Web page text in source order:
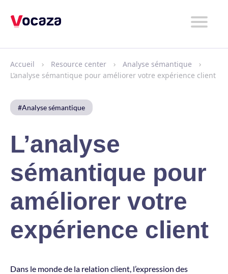
Entreprise
Ressources
Prendre RDV
📞 +33 (0)4 38 02 22 00
Accueil Resource center
Analyse sémantique
L’analyse sémantique pour améliorer votre expérience client
#Analyse sémantique
L’analyse
sémantique pour
améliorer votre
expérience client
Dans le monde de la relation client, l’expression des